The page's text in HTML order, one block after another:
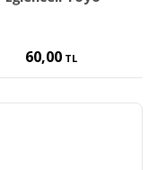
60,00TL